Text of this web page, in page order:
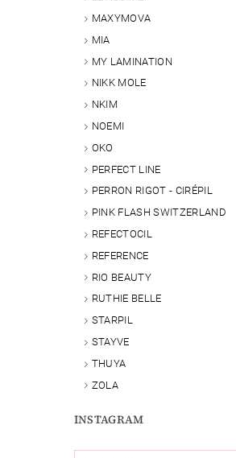
MAXYMOVA
MIA
MY LAMINATION
NIKK MOLE
NKIM
NOEMI
OKO
PERFECT LINE
PERRON RIGOT - CIRÉPIL
PINK FLASH SWITZERLAND
REFECTOCIL
REFERENCE
RIO BEAUTY
RUTHIE BELLE
STARPIL
STAYVE
THUYA
ZOLA
INSTAGRAM